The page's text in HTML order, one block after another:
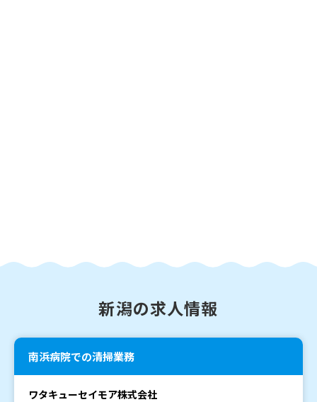
新潟の求人情報
南浜病院での清掃業務
ワタキューセイモア株式会社